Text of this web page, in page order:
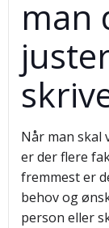
man
Når man skal
er der flere
fremmest er
behov og
person eller